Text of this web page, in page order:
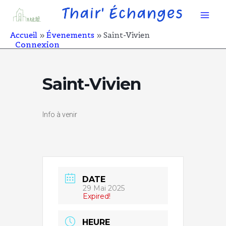
contenu
Accueil Évenements Saint-Vivien
Connexion
Saint-Vivien
Info à venir
DATE
29 Mai 2025
Expired!
HEURE